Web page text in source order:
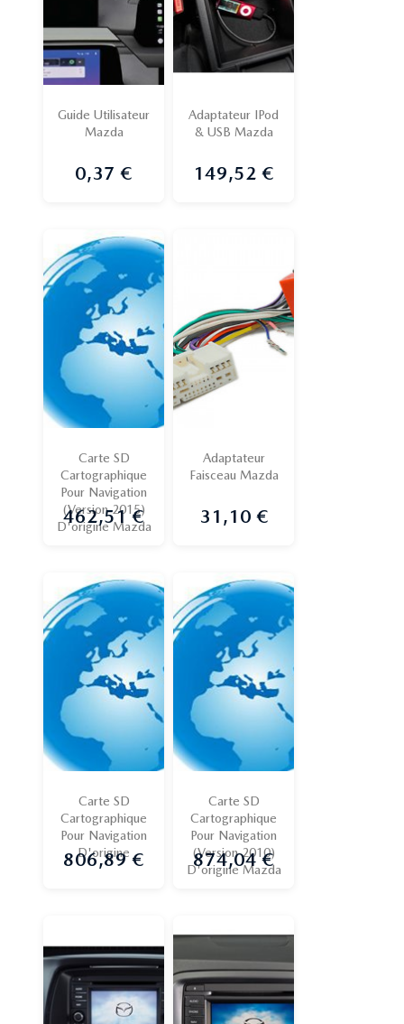
Guide Utilisateur
Mazda
Prix
0,37 €
Adaptateur IPod
& USB Mazda
Prix
149,52 €
Carte SD
Cartographique
Pour Navigation
(version 2015)
D'origine Mazda
Prix
462,51 €
Adaptateur
Faisceau Mazda
Prix
31,10 €
Carte SD
Cartographique
Pour Navigation
D'origine
Prix
806,89 €
Carte SD
Cartographique
Pour Navigation
(version 2010)
D'origine Mazda
Prix
874,04 €